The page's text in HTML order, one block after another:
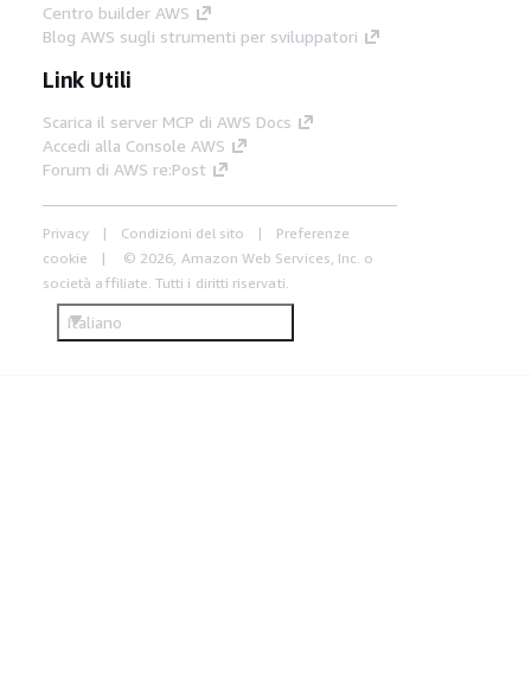
Centro builder AWS
Blog AWS sugli strumenti per sviluppatori
Link Utili
Scarica il server MCP di AWS Docs
Accedi alla Console AWS
Forum di AWS re:Post
Privacy Condizioni del sito
Preferenze
cookie
© 2026, Amazon Web Services, Inc. o
società affiliate. Tutti i diritti riservati.
Italiano